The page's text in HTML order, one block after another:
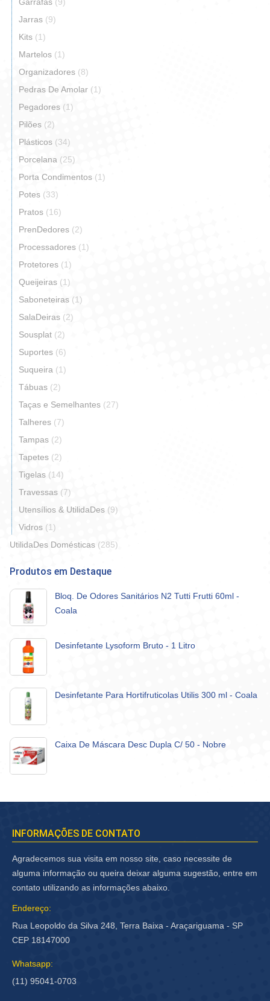
Jarras (9)
Kits (1)
Martelos (1)
Organizadores (8)
Pedras De Amolar (1)
Pegadores (1)
Pilões (2)
Plásticos (34)
Porcelana (25)
Porta Condimentos (1)
Potes (33)
Pratos (16)
PrenDedores (2)
Processadores (1)
Protetores (1)
Queijeiras (1)
Saboneteiras (1)
SalaDeiras (2)
Sousplat (2)
Suportes (6)
Suqueira (1)
Tábuas (2)
Taças e Semelhantes (27)
Talheres (7)
Tampas (2)
Tapetes (2)
Tigelas (14)
Travessas (7)
Utensílios & UtilidaDes (9)
Vidros (1)
UtilidaDes Domésticas (285)
Produtos em Destaque
Bloq. De Odores Sanitários N2 Tutti Frutti 60ml -
Coala
Desinfetante Lysoform Bruto - 1 Litro
Desinfetante Para Hortifruticolas Utilis 300 ml - Coala
Caixa De Máscara Desc Dupla C/ 50 - Nobre
INFORMAÇÕES DE CONTATO
Agradecemos sua visita em nosso site, caso necessite de
alguma informação ou queira deixar alguma sugestão, entre em
contato utilizando as informações abaixo.
Endereço:
Rua Leopoldo da Silva 248, Terra Baixa - Araçariguama - SP
CEP 18147000
Whatsapp:
(11) 95041-0703